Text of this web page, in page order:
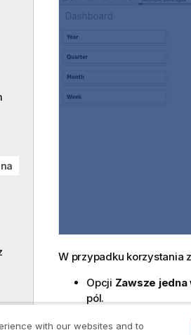
W przypadku korzystania
Opcji Zawsze
pól.
Podczas
wartość wybrana
.
with our websites and to